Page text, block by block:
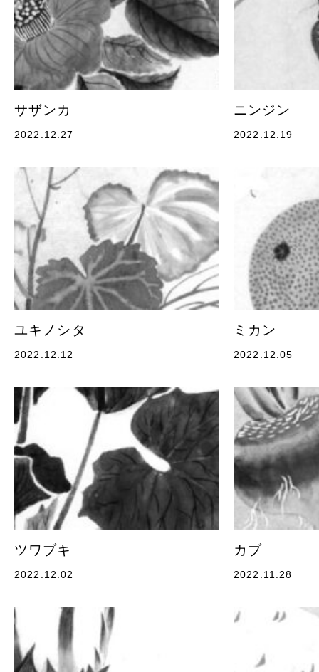
サザンカ
2022.12.27
ニンジン
2022.12.19
ユキノシタ
2022.12.12
ミカン
2022.12.05
ツワブキ
2022.12.02
カブ
2022.11.28